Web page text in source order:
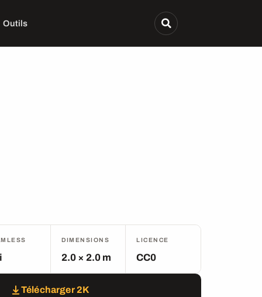
Outils
DIMENSIONS
2.0 × 2.0 m
LICENCE
CC0
Télécharger 2K